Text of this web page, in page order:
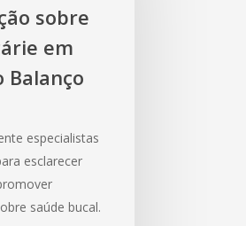
sobre
em
Balanço
especialistas
esclarecer
saúde bucal.